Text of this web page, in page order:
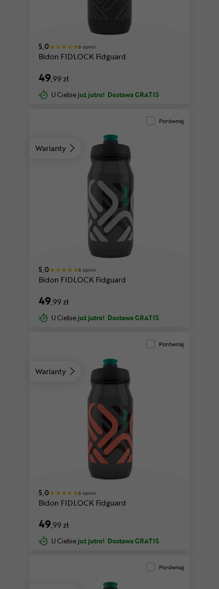
czarny-bezbarwny-koralowy
5,0 6 opinii
Bidon FIDLOCK Fidguard
49,99 zł
U Ciebie już jutro! Dostawa GRATIS
Warianty
czarny-bezbarwny-koralowy
Porównaj
5,0 6 opinii
Bidon FIDLOCK Fidguard
49,99 zł
U Ciebie już jutro! Dostawa GRATIS
Warianty
czarny-bezbarwny-koralowy
Porównaj
5,0 6 opinii
Bidon FIDLOCK Fidguard
49,99 zł
U Ciebie już jutro! Dostawa GRATIS
Porównaj